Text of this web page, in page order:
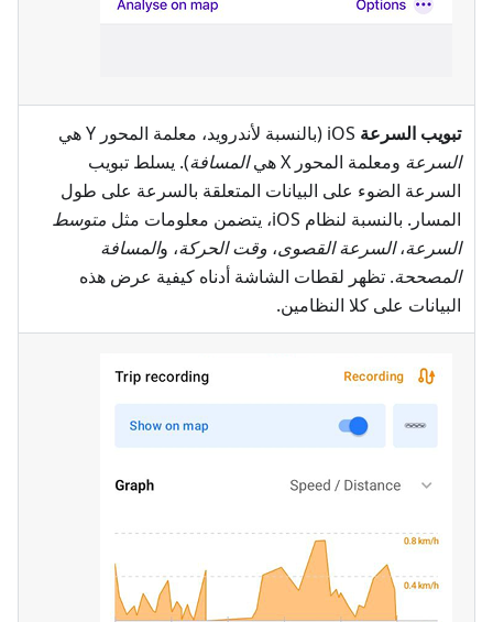
تبويب السرعة
السرعة ومعلمة المحور X هي المسافة). يسلط تبويب
السرعة الضوء على البيانات المتعلقة بالسرعة على طول
المسار. بالنسبة لنظام iOS، يتضمن معلومات مثل
متوسط
السرعة،السرعة القصوى، وقت الحركة، والمسافة
المصححة. تظهر لقطات الشاشة أدناه كيفية عرض هذه
البيانات على كلا النظامين.